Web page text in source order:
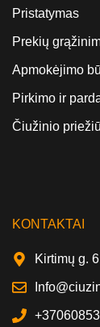
Pristatymas
Prekių
Apmokėjimo
Pirkimo ir
Čiužinio
KONTAKTAI
Kirtimų g.